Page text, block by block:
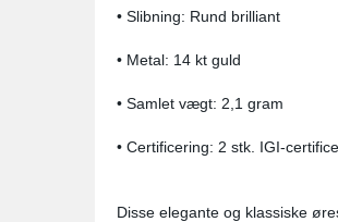
• Slibning: Rund brilliant
• Metal: 14 kt guld
• Samlet vægt: 2,1 gram
• Certificering: 2 stk. IGI-
Disse elegante og klassiske